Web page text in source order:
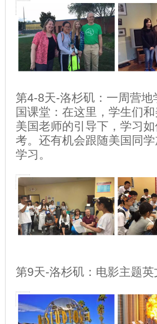
第4-8天-洛杉矶：一周营
国课堂：在这里，学生们
美国老师的引导下，学习
考。还有机会跟随美国同
学习。
第9天-洛杉矶：电影主题